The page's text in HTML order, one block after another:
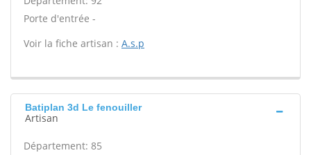
Porte d'entrée -
Voir la fiche artisan : A.s.p
Batiplan 3d Le fenouiller
Artisan
Département: 85